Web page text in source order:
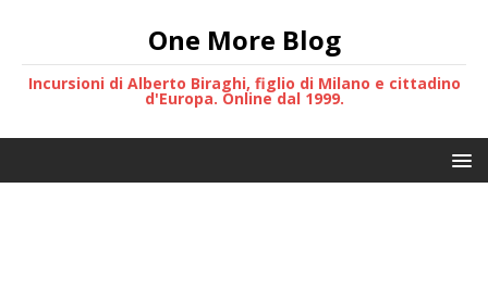
One More Blog
Incursioni di Alberto Biraghi, figlio di Milano e cittadino
d'Europa. Online dal 1999.